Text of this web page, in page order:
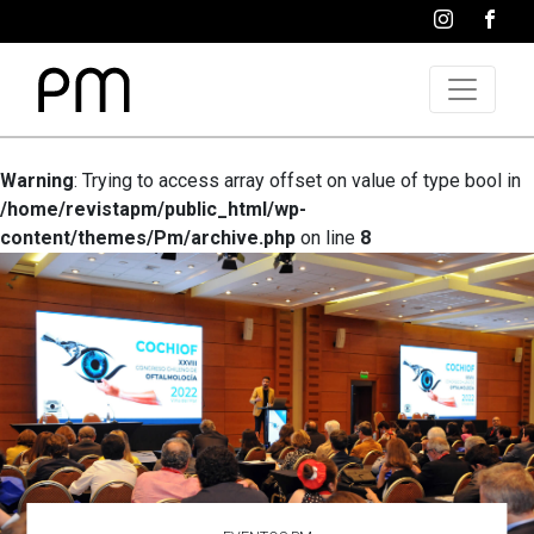
Warning: Trying to access array offset on value of type bool in
/home/revistapm/public_html/wp-
content/themes/Pm/archive.php on line 8